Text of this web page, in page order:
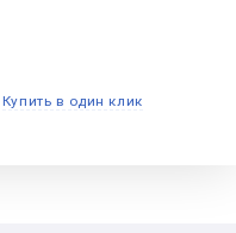
Купить в один клик